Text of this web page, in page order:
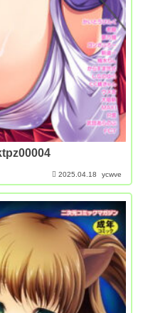
2025.04.18 ycwve